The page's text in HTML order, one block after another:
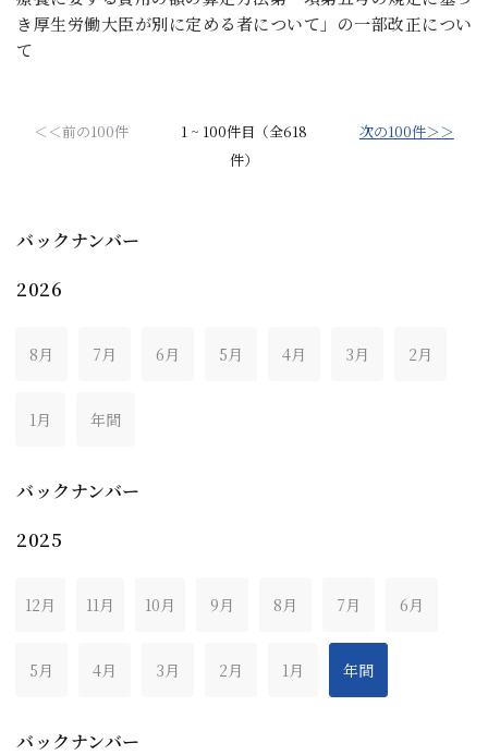
き厚生労働大臣が別に定める者について」の一部改正につい
て
＜＜前の100件
1 ~ 100件目（全618
件）
次の100件＞＞
バックナンバー
2026
8月 7月 6月 5月 4月 3月 2月
1月 年間
バックナンバー
2025
12月 11月 10月 9月 8月 7月 6月
5月 4月 3月 2月 1月 年間
バックナンバー